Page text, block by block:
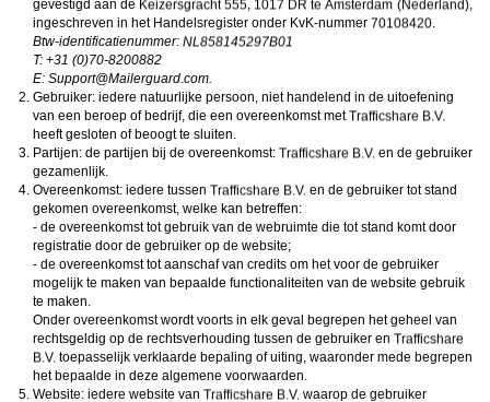
ongeschikte online content in aanraking komen. Daarvoor enkele tips:
Installeer programma’s voor ouderlijk toezicht op jouw apparaat . Voorbeelden van
programma’s voor ouderlijk toezicht zijnNetnanny
. Deze programma’s werken zodanig dat toegang tot specifieke websites en
online inhoud worden geblokkeerd. Vaak blokkeren deze programma’s standaard al
een groot aantal websites waarvan algemeen verondersteld wordt dat deze
ongeschikt zijn voor minderjarigen. Door middel van updates kunnen daar steeds
nieuwe websites aan worden toegevoegd.
Neem contact op met jouw internetprovider
maken dat bepaalde informatie van internet wordt gefilterd. Je kunt jouw
internetprovider raadplegen om na te vragen of deze service ook voor jou mogelijk
is.
Controleer jouw webbrowser. Informeer je over de werking van jouw webbrowser
zodat je kunt zien welke websites door jouw minderjarige kinderen zijn bezocht.
Door in geval van ongewenste sitebezoeken jouw minderjarige kinderen daarop
aan te spreken, kun je jouw kinderen leren dat de websites niet voor hun geschikt
zijn. Bovendien kun je naar aanleiding daarvan beoordelen in hoeverre jouw kind
geïnteresseerd is in bepaalde websites, zodat je bovenstaande tips kunt hanteren.
Praat met jouw kinderen. Leer jouw minderjarige kinderen dat ze nooit
persoonsgegevens of persoonlijke informatie via internet moeten verstrekken aan
internet hoeft te zijn wie ze zeggen te zijn en dat men wel eens verkeerde
bedoelingen kan hebben als iemand via het internet contact opneemt met jouw
kind. Vertel jouw kinderen bovendien dat ze niet met vreemde andere minderjarigen
die zij online hebben ontmoet, moeten afspreken zonder daarover eerst met jou te
overleggen. Ook is het raadzaam jouw kind te vertellen dat hij jou meteen moet
gevestigd aan de
,
,
ingeschreven in het Handelsregister onder KvK-nummer
.
Btw-identificatienummer:
T: +31 (0)70-8200882
E: moc.draugreliaM@troppuS.
Gebruiker: iedere natuurlijke persoon, niet handelend in de uitoefening
van een beroep of bedrijf, die een overeenkomst met
heeft gesloten of beoogt te sluiten.
Partijen: de partijen bij de overeenkomst:
en de gebruiker
gezamenlijk.
Overeenkomst: iedere tussen
en de gebruiker tot stand
gekomen overeenkomst, welke kan betreffen:
- de overeenkomst tot gebruik van de webruimte die tot stand komt door
registratie door de gebruiker op de website;
- de overeenkomst tot aanschaf van credits om het voor de gebruiker
mogelijk te maken van bepaalde functionaliteiten van de website gebruik
te maken.
Onder overeenkomst wordt voorts in elk geval begrepen het geheel van
rechtsgeldig op de rechtsverhouding tussen de gebruiker en
toepasselijk verklaarde bepaling of uiting, waaronder mede begrepen
het bepaalde in deze algemene voorwaarden.
Website: iedere website van
waarop de gebruiker